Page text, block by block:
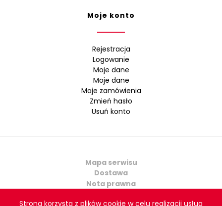
Strona korzysta z plików cookie w celu realizacji usług
Moje konto
Rejestracja
Logowanie
Moje dane
Moje dane
Moje zamówienia
Zmień hasło
Usuń konto
Mapa serwisu
Dostawa
Nota prawna